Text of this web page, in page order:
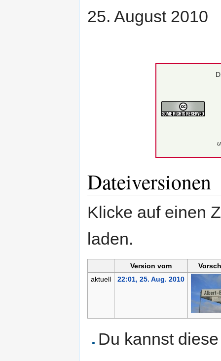
25. August 2010
Dateiversionen
Klicke auf einen
laden.
Version vom
aktuell
22:01, 25. Aug. 2010
Du kannst